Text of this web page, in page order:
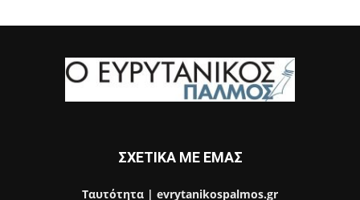
ΣΧΕΤΙΚΑ ΜΕ ΕΜΑΣ
Ταυτότητα | evrytanikospalmos.gr